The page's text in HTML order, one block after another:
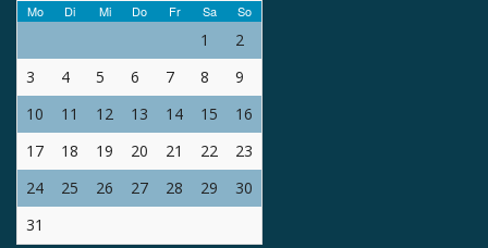
Mo Di Mi Do Fr Sa So
1
2
3
4 5 6 7 8
9
10
11 12 13 14 15
16
17
18 19 20 21 22
23
24
25 26 27 28 29
30
31